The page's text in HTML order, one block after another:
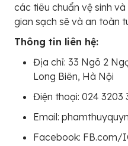
các tiêu chuẩn vệ sinh
gian sạch sẽ và an toàn
Thông tin liên hệ:
Địa chỉ: 33 Ngõ 2
Long Biên, Hà Nội
Điện thoại: 024 3203
Email:
Facebook: FB.com/